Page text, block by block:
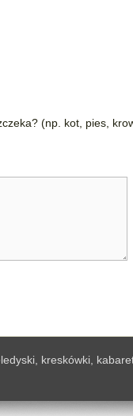
(np. kot, pies,
kreskówki,